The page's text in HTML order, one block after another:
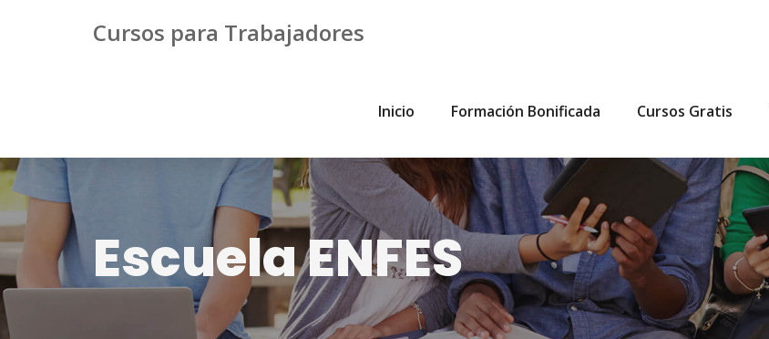
Cursos para Trabajadores
Inicio Formación Bonificada Cursos Gratis
Escuela ENFES